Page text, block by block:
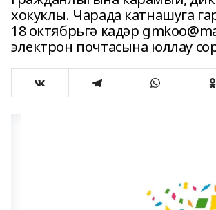
хокуклы. Чарада катнашуга
18 октябрьгә кадәр
электрон почтасына юллау